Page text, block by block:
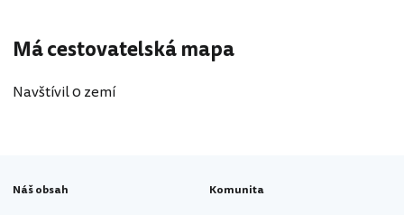
Má cestovatelská mapa
Navštívil 0 zemí
Náš obsah Komunita